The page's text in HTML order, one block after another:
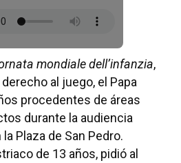
mondiale dell’infanzia,
al juego, el Papa
procedentes de áreas
durante la audiencia
Plaza de San Pedro.
de 13 años, pidió al